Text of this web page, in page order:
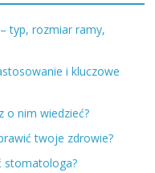
typ, rozmiar ramy,
i kluczowe
o nim wiedzieć?
twoje zdrowie?
stomatologa?